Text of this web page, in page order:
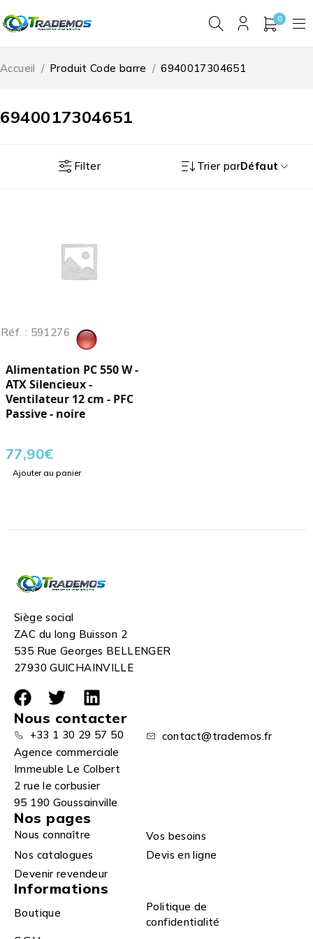
0
6940017304651
Accueil / Produit Code barre / 6940017304651
Filter Trier parDéfaut
Réf. : 591276
Alimentation PC 550 W -
ATX Silencieux -
Ventilateur 12 cm - PFC
Passive - noire
77,90€
Ajouter au panier
Siège social
ZAC du long Buisson 2
535 Rue Georges BELLENGER
27930 GUICHAINVILLE
Nous contacter
+33 1 30 29 57 50
contact@trademos.fr
Agence commerciale
Immeuble Le Colbert
2 rue le corbusier
95 190 Goussainville
Nos pages
Nous connaître
Vos besoins
Nos catalogues
Devis en ligne
Devenir revendeur
Informations
Boutique
Politique de
confidentialité